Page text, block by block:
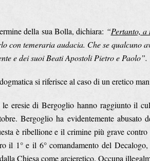
della sua Bolla, dichiara: “Pertanto, a
con temeraria audacia. Che se qualcuno
e dei suoi Beati Apostoli Pietro e Paolo”.
si riferisce al caso di un eretico
eresie di Bergoglio hanno raggiunto il
Bergoglio ha evidentemente abusato
è ribellione e il crimine più grave
il 1° e il 6° comandamento del
Chiesa come arcieretico. Occupa